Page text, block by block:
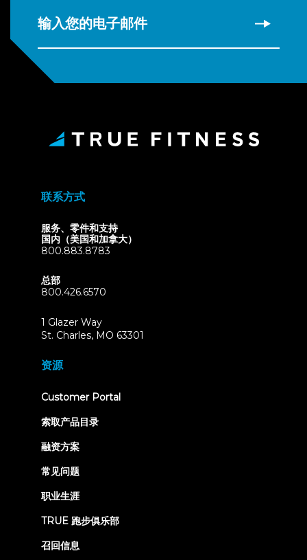
输入您的电子邮件
联系方式
服务、零件和支持
国内（美国和加拿大）
800.883.8783
总部
800.426.6570
1 Glazer Way
St. Charles, MO 63301
资源
Customer Portal(opens
索取产品目录
融资方案
常见问题
职业生涯
TRUE 跑步俱乐部
召回信息